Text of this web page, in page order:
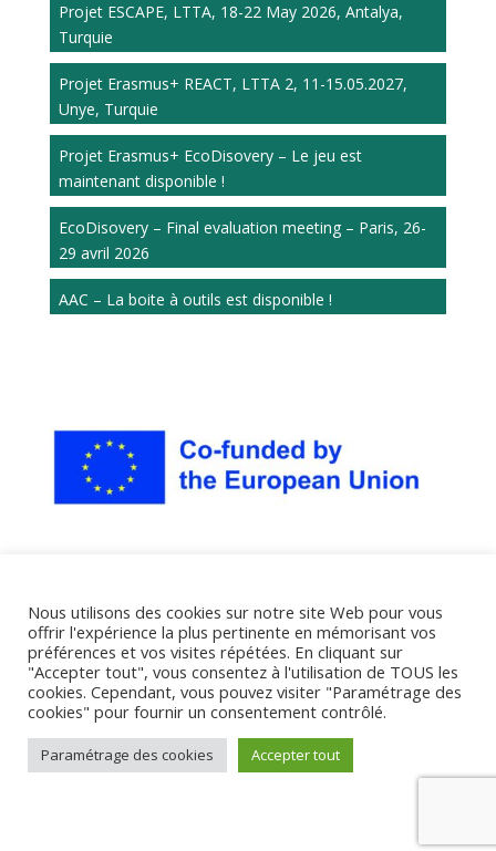
Projet ESCAPE, LTTA, 18-22 May 2026, Antalya,
Turquie
Projet Erasmus+ REACT, LTTA 2, 11-15.05.2027,
Unye, Turquie
Projet Erasmus+ EcoDisovery – Le jeu est
maintenant disponible !
EcoDisovery – Final evaluation meeting – Paris, 26-
29 avril 2026
AAC – La boite à outils est disponible !
Nous utilisons des cookies sur notre site Web pour vous
offrir l'expérience la plus pertinente en mémorisant vos
préférences et vos visites répétées. En cliquant sur
"Accepter tout", vous consentez à l'utilisation de TOUS les
cookies. Cependant, vous pouvez visiter "Paramétrage des
cookies" pour fournir un consentement contrôlé.
Paramétrage des cookies Accepter tout